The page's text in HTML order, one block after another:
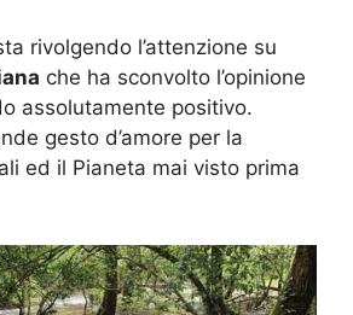
rivolgendo l’attenzione su
che ha sconvolto l’opinione
assolutamente positivo.
gesto d’amore per la
ed il Pianeta mai visto prima